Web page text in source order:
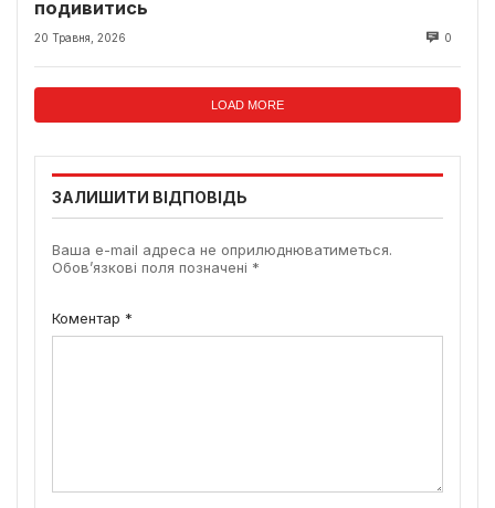
подивитись
20 Травня, 2026 0
LOAD MORE
ЗАЛИШИТИ ВІДПОВІДЬ
Ваша e-mail адреса не оприлюднюватиметься.
Обов’язкові поля позначені *
Коментар *